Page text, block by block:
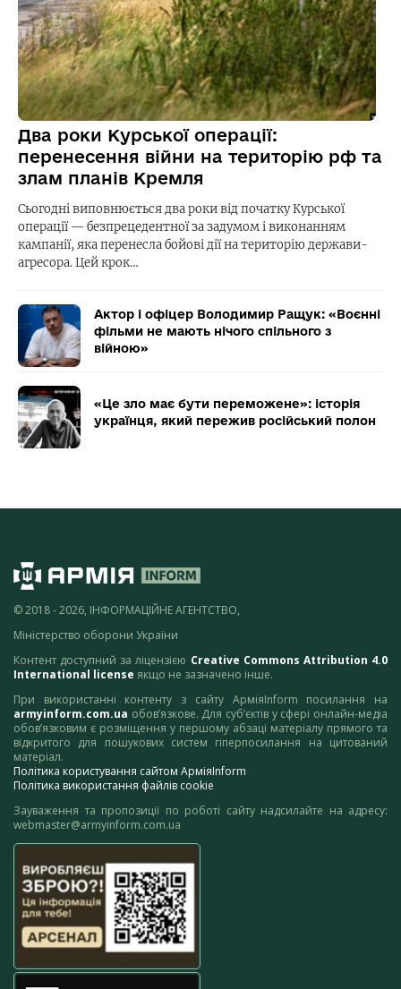
Два роки Курської операції:
перенесення війни на територію рф та
злам планів Кремля
Сьогодні виповнюється два роки від початку Курської
операції — безпрецедентної за задумом і виконанням
кампанії, яка перенесла бойові дії на територію держави-
агресора. Цей крок…
Актор і офіцер Володимир Ращук: «Воєнні
фільми не мають нічого спільного з
війною»
«Це зло має бути переможене»: історія
українця, який пережив російський полон
© 2018 - 2026, ІНФОРМАЦІЙНЕ АГЕНТСТВО,
Міністерство оборони України
Контент доступний за ліцензією Creative Commons Attribution 4.0
International license якщо не зазначено інше.
При використанні контенту з сайту АрміяInform посилання на
armyinform.com.ua обов’язкове. Для суб’єктів у сфері онлайн-медіа
обов’язковим є розміщення у першому абзаці матеріалу прямого та
відкритого для пошукових систем гіперпосилання на цитований
матеріал.
Політика користування сайтом АрміяInform
Політика використання файлів cookie
Зауваження та пропозиції по роботі сайту надсилайте на адресу:
webmaster@armyinform.com.ua